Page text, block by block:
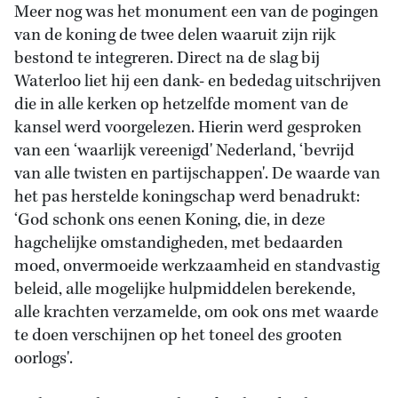
Meer nog was het monument een van de pogingen
van de koning de twee delen waaruit zijn rijk
bestond te integreren. Direct na de slag bij
Waterloo liet hij een dank- en bededag uitschrijven
die in alle kerken op hetzelfde moment van de
kansel werd voorgelezen. Hierin werd gesproken
van een ‘waarlijk vereenigd' Nederland, ‘bevrijd
van alle twisten en partijschappen'. De waarde van
het pas herstelde koningschap werd benadrukt:
‘God schonk ons eenen Koning, die, in deze
hagchelijke omstandigheden, met bedaarden
moed, onvermoeide werkzaamheid en standvastig
beleid, alle mogelijke hulpmiddelen berekende,
alle krachten verzamelde, om ook ons met waarde
te doen verschijnen op het toneel des grooten
oorlogs'.